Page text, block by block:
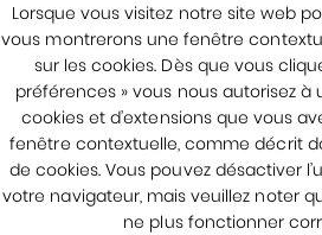
Lorsque vous visitez notre site web
vous montrerons une fenêtre
sur les cookies. Dès que vous
préférences » vous nous autorisez à
cookies et d’extensions que vous
fenêtre contextuelle, comme décrit
de cookies. Vous pouvez désactiver
votre navigateur, mais veuillez noter
ne plus fonctionner